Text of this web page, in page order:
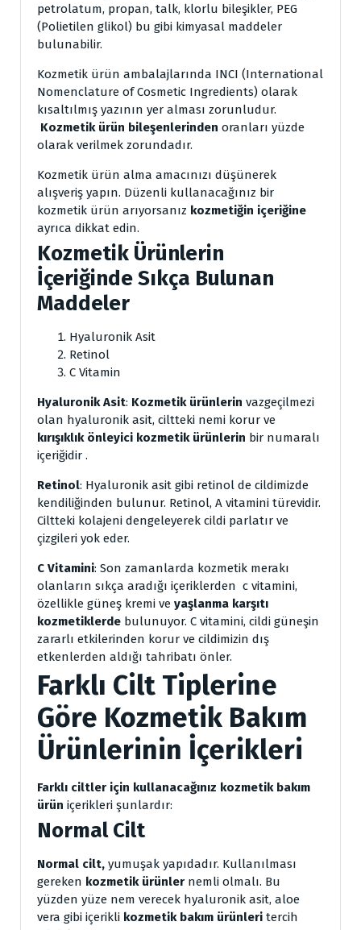
petrolatum, propan, talk, klorlu bileşikler, PEG
(Polietilen glikol) bu gibi kimyasal maddeler
bulunabilir.
Kozmetik ürün ambalajlarında INCI (International
Nomenclature of Cosmetic Ingredients) olarak
kısaltılmış yazının yer alması zorunludur.
Kozmetik ürün bileşenlerinden oranları yüzde
olarak verilmek zorundadır.
Kozmetik ürün alma amacınızı düşünerek
alışveriş yapın. Düzenli kullanacağınız bir
kozmetik ürün arıyorsanız kozmetiğin içeriğine
ayrıca dikkat edin.
Kozmetik Ürünlerin
İçeriğinde Sıkça Bulunan
Maddeler
Hyaluronik Asit
Retinol
C Vitamin
Hyaluronik Asit: Kozmetik ürünlerin vazgeçilmezi
olan hyaluronik asit, ciltteki nemi korur ve
kırışıklık önleyici kozmetik ürünlerin bir numaralı
içeriğidir .
Retinol: Hyaluronik asit gibi retinol de cildimizde
kendiliğinden bulunur. Retinol, A vitamini türevidir.
Ciltteki kolajeni dengeleyerek cildi parlatır ve
çizgileri yok eder.
C Vitamini: Son zamanlarda kozmetik merakı
olanların sıkça aradığı içeriklerden c vitamini,
özellikle güneş kremi ve yaşlanma karşıtı
kozmetiklerde bulunuyor. C vitamini, cildi güneşin
zararlı etkilerinden korur ve cildimizin dış
etkenlerden aldığı tahribatı önler.
Farklı Cilt Tiplerine
Göre Kozmetik Bakım
Ürünlerinin İçerikleri
Farklı ciltler için kullanacağınız kozmetik bakım
ürün içerikleri şunlardır:
Normal Cilt
Normal cilt, yumuşak yapıdadır. Kullanılması
gereken kozmetik ürünler nemli olmalı. Bu
yüzden yüze nem verecek hyaluronik asit, aloe
vera gibi içerikli kozmetik bakım ürünleri tercih